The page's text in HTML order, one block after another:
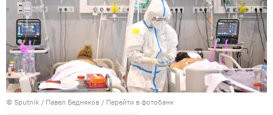
© Sputnik / Павел Бедняков / Перейти в фотобанк